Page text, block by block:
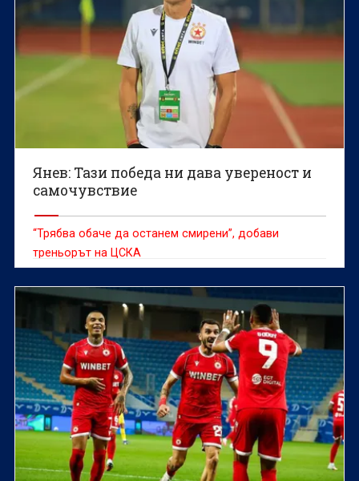
Янев: Тази победа ни дава увереност и
самочувствие
“Трябва обаче да останем смирени”, добави
треньорът на ЦСКА